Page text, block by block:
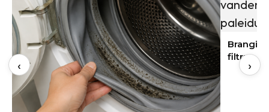
Brangi naujakurių klaida: apie vandens
filtrus pagalvojama tik paleidus vandenį
įvaizdį
‹ ›